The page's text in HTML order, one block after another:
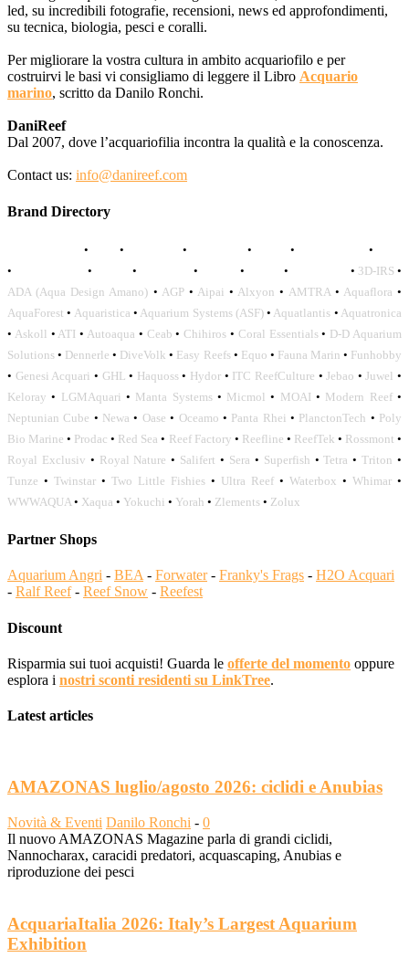
led, su incredibili fotografie, recensioni, news ed approfondimenti,
su tecnica, biologia, pesci e coralli.
Per migliorare la vostra cultura in ambito acquariofilo e per
costruirvi le basi vi consigliamo di leggere il Libro Acquario
marino, scritto da Danilo Ronchi.
DaniReef
Dal 2007, dove l’acquariofilia incontra la qualità e la conoscenza.
Contact us: info@danireef.com
Brand Directory
• • • • • •
•
• • • • • • 3D-IRS •
ADA (Aqua Design Amano) • AGP• Aipai • Alxyon • AMTRA• Aquaflora •
AquaForest • Aquaristica • Aquarium Systems (ASF)• Aquatlantis • Aquatronica
• Askoll • ATI • Autoaqua • Ceab • Chihiros • Coral Essentials• D-D Aquarium
Solutions • Dennerle • DiveVolk • Easy Reefs• Equo • Fauna Marin • Funhobby
• Genesi Acquari • GHL • Haquoss• Hydor • ITC ReefCulture •Jebao •Juwel •
Keloray • LGMAquari • Manta Systems• Micmol • MOAI • Modern Reef•
Neptunian Cube • Newa • Oase • Oceamo • Panta Rhei • PlanctonTech • Poly
Bio Marine • Prodac • Red Sea • Reef Factory • Reefline • ReefTek • Rossmont •
Royal Exclusiv • Royal Nature • Salifert • Sera • Superfish •Tetra •Triton •
Tunze • Twinstar • Two Little Fishies • Ultra Reef • Waterbox • Whimar •
WWWAQUA • Xaqua • Yokuchi • Yorah • Zlements • Zolux
Partner Shops
Aquarium Angri - BEA - Forwater- Franky's Frags - H2O Acquari
- Ralf Reef- Reef Snow - Reefest
Discount
Risparmia sui tuoi acquisti! Guarda le offerte del momento oppure
esplora i nostri sconti residenti su LinkTree.
Latest articles
AMAZONAS luglio/agosto 2026: ciclidi e Anubias
Novità & Eventi Danilo Ronchi - 0
Il nuovo AMAZONAS Magazine parla di grandi ciclidi,
Nannocharax, caracidi predatori, acquascaping, Anubias e
riproduzione dei pesci
AcquariaItalia 2026: Italy’s Largest Aquarium
Exhibition